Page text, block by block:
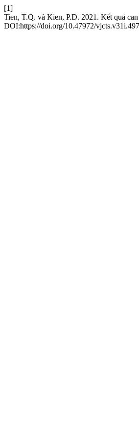
[1]
Tien, T.Q. và Kien, P.D. 2021. Kết quả
DOI:https://doi.org/10.47972/